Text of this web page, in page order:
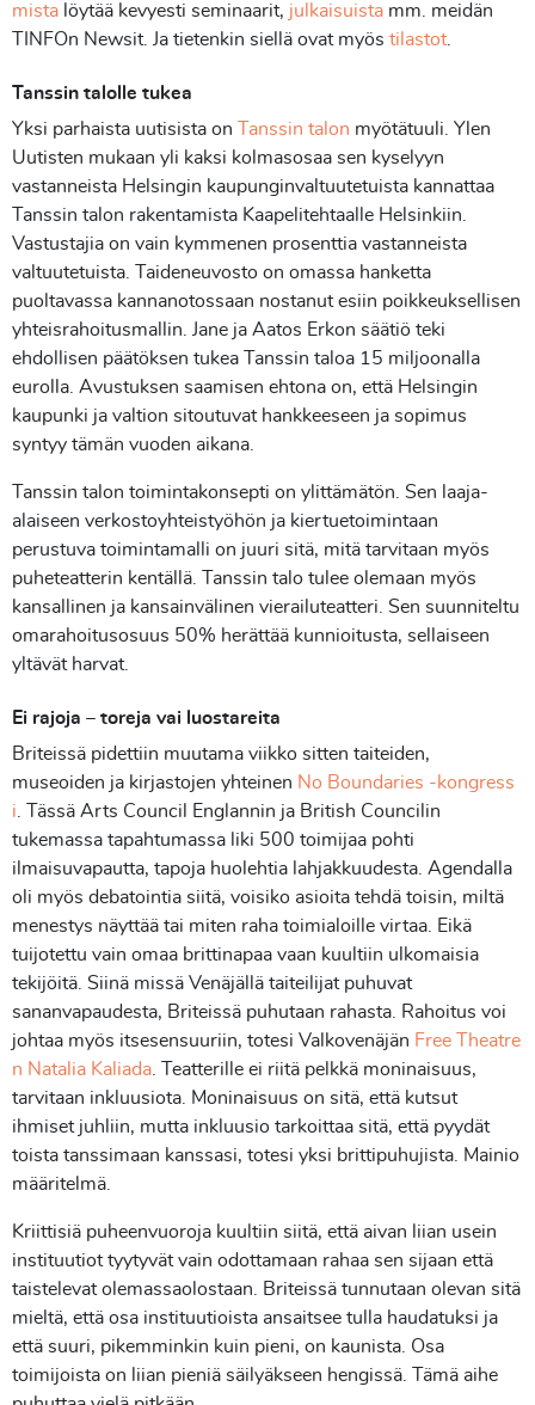
mista löytää kevyesti seminaarit, julkaisuista mm. meidän
TINFOn Newsit. Ja tietenkin siellä ovat myös tilastot.
Tanssin talolle tukea
Yksi parhaista uutisista on
Tanssin talon myötätuuli. Ylen
Uutisten mukaan yli kaksi kolmasosaa sen kyselyyn
vastanneista Helsingin kaupunginvaltuutetuista kannattaa
Tanssin talon rakentamista Kaapelitehtaalle Helsinkiin.
Vastustajia on vain kymmenen prosenttia vastanneista
valtuutetuista. Taideneuvosto on omassa hanketta
puoltavassa kannanotossaan nostanut esiin poikkeuksellisen
yhteisrahoitusmallin. Jane ja Aatos Erkon säätiö teki
ehdollisen päätöksen tukea Tanssin taloa 15 miljoonalla
eurolla. Avustuksen saamisen ehtona on, että Helsingin
kaupunki ja valtion sitoutuvat hankkeeseen ja sopimus
syntyy tämän vuoden aikana.
Tanssin talon toimintakonsepti on ylittämätön. Sen laaja-
alaiseen verkostoyhteistyöhön ja kiertuetoimintaan
perustuva toimintamalli on juuri sitä, mitä tarvitaan myös
puheteatterin kentällä. Tanssin talo tulee olemaan myös
kansallinen ja kansainvälinen vierailuteatteri. Sen suunniteltu
omarahoitusosuus 50% herättää kunnioitusta, sellaiseen
yltävät harvat.
Ei rajoja – toreja vai luostareita
Briteissä pidettiin muutama viikko sitten taiteiden,
museoiden ja kirjastojen yhteinen No Boundaries -kongress
i . Tässä Arts Council Englannin ja British Councilin
tukemassa tapahtumassa liki 500 toimijaa pohti
ilmaisuvapautta, tapoja huolehtia lahjakkuudesta. Agendalla
oli myös debatointia siitä, voisiko asioita tehdä toisin, miltä
menestys näyttää tai miten raha toimialoille virtaa. Eikä
tuijotettu vain omaa brittinapaa vaan kuultiin ulkomaisia
tekijöitä. Siinä missä Venäjällä taiteilijat puhuvat
sananvapaudesta, Briteissä puhutaan rahasta. Rahoitus voi
johtaa myös itsesensuuriin, totesi Valkovenäjän Free Theatre
n Natalia Kaliada . Teatterille ei riitä pelkkä moninaisuus,
tarvitaan inkluusiota. Moninaisuus on sitä, että kutsut
ihmiset juhliin, mutta inkluusio tarkoittaa sitä, että pyydät
toista tanssimaan kanssasi, totesi yksi brittipuhujista. Mainio
määritelmä.
Kriittisiä puheenvuoroja kuultiin siitä, että aivan liian usein
instituutiot tyytyvät vain odottamaan rahaa sen sijaan että
taistelevat olemassaolostaan. Briteissä tunnutaan olevan sitä
mieltä, että osa instituutioista ansaitsee tulla haudatuksi ja
että suuri, pikemminkin kuin pieni, on kaunista. Osa
toimijoista on liian pieniä säilyäkseen hengissä. Tämä aihe